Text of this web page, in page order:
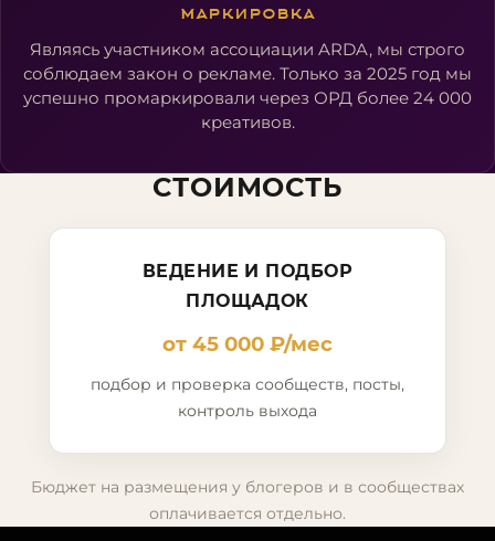
маркировка
Являясь участником ассоциации ARDA, мы строго
соблюдаем закон о рекламе. Только за 2025 год мы
успешно промаркировали через ОРД более 24 000
креативов.
СТОИМОСТЬ
ВЕДЕНИЕ И ПОДБОР
ПЛОЩАДОК
от 45 000 ₽/мес
подбор и проверка сообществ, посты,
контроль выхода
Бюджет на размещения у блогеров и в сообществах
оплачивается отдельно.